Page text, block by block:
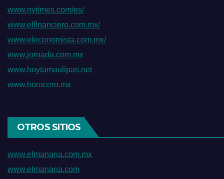
www.nytimes.com/es/
www.elfinanciero.com.mx/
www.eleconomista.com.mx/
www.jornada.com.mx
www.hoytamaulipas.net
www.horacero.mx
OTROS SITIOS
www.elmanana.com.mx
www.elmanana.com